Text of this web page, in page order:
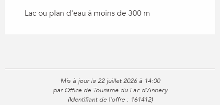
Lac ou plan d'eau à moins de 300 m
Mis à jour le 22 juillet 2026 à 14:00
par Office de Tourisme du Lac d'Annecy
(Identifiant de l'offre : 161412)